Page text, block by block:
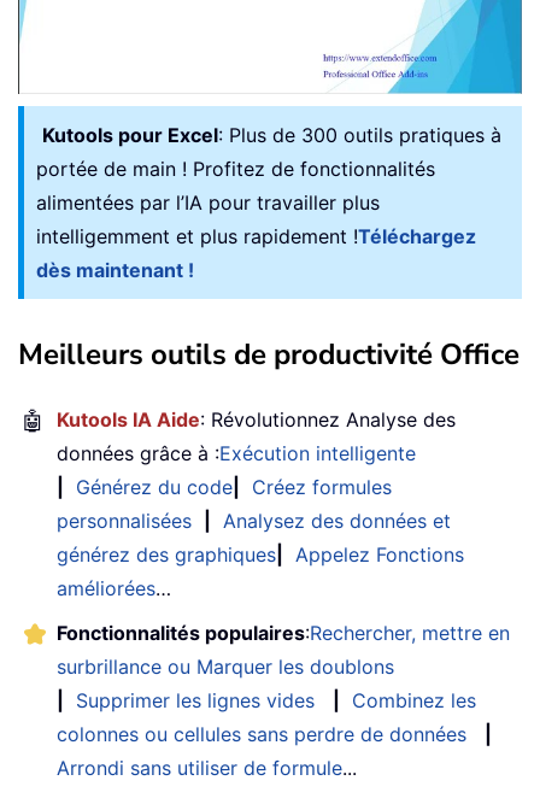
Kutools pour Excel: Plus de 300 outils pratiques à
portée de main ! Profitez de fonctionnalités
alimentées par l’IA pour travailler plus
intelligemment et plus rapidement !Téléchargez
dès maintenant !
Meilleurs outils de productivité Office
🤖 Kutools IA Aide: Révolutionnez Analyse des
données grâce à :Exécution intelligente
Générez du code
Créez formules
personnalisées
Analysez des données et
générez des graphiques
Appelez Fonctions
améliorées…
Fonctionnalités populaires:Rechercher, mettre en
surbrillance ou Marquer les doublons
Supprimer les lignes vides
Combinez les
colonnes ou cellules sans perdre de données
Arrondi sans utiliser de formule...